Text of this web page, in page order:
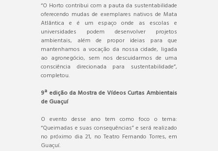
“O Horto contribui com a pauta da sustentabilidade
oferecendo mudas de exemplares nativos de Mata
Atlântica e é um espaço onde as escolas e
universidades podem desenvolver projetos
ambientais, além de propor ideias para que
mantenhamos a vocação da nossa cidade, ligada
ao agronegócio, sem nos descuidarmos de uma
consciência direcionada para sustentabilidade”,
completou.
9ª edição da Mostra de Vídeos Curtas Ambientais
de Guaçuí
O evento desse ano tem como foco o tema:
“Queimadas e suas consequências” e será realizado
no próximo dia 21, no Teatro Fernando Torres, em
Guaçuí.